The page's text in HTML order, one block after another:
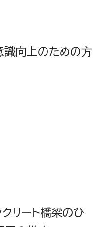
識向上のための⽅
リート橋梁のひ